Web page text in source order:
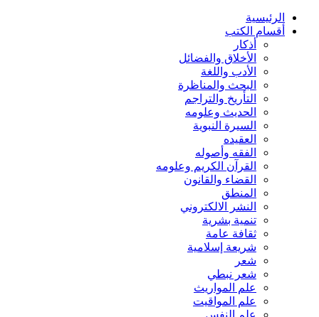
الرئيسية
أقسام الكتب
أذكار
الأخلاق والفضائل
الأدب واللغة
البحث والمناظرة
التأريخ والتراجم
الحديث وعلومه
السيرة النبوية
العقيده
الفقه وأصوله
القرآن الكريم وعلومه
القضاء والقانون
المنطق
النشر الالكتروني
تنمية بشرية
ثقافة عامة
شريعة إسلامية
شعر
شعر نبطي
علم المواريث
علم المواقيت